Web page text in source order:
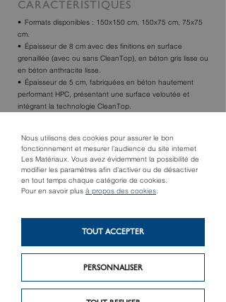
Nous utilisons des cookies pour assurer le bon
fonctionnement et mesurer l’audience du site internet
Les Matériaux. Vous avez évidemment la possibilité de
modifier les paramètres afin d’activer ou de désactiver
en tout temps chaque catégorie de cookies.
Pour en savoir plus à propos des cookies.
PERSONNALISER
TOUT ACCEPTER
CARACTÉRISTIQUES
Formats disponibles : 150x150 cm, 150x75 cm, 75x75
cm.
Épaisseur de 8 cm avec des finitions en surface
grenaillée (avec ou sans CleanTop), en béton gris lisse ou
en béton anthracite lisse.
Épaisseur de 5 cm, fabriquées en béton hautement
performant HPC, présentant une surface veloutée et
intégrant la technologie CleanTop.
TROUVER UN MAGASIN